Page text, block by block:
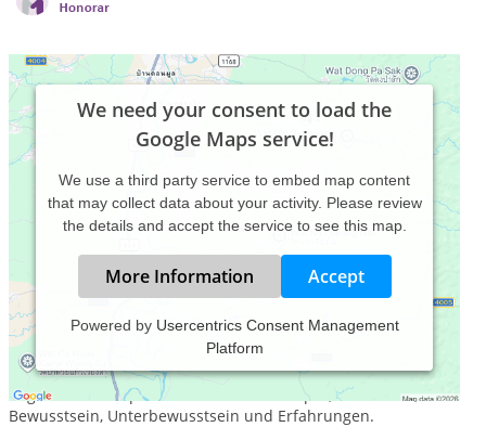
We need your consent to load the
Google Maps service!
We use a third party service to embed map content
that may collect data about your activity. Please review
the details and accept the service to see this map.
More Information Accept
Powered by Usercentrics Consent Management
Platform
Ganzheitlich bedeutet den Menschen als Ganzes zu
betrachten. Dieser setzt sich unter anderem aus den
folgenden Teilasprekten zusammen: Körper, Emotionen,
Bewusstsein, Unterbewusstsein und Erfahrungen.